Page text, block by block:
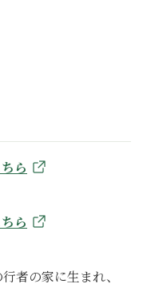
ら
ら
者の家に生まれ、